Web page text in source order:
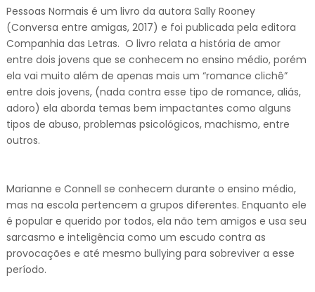
Pessoas Normais é um livro da autora Sally Rooney
(Conversa entre amigas, 2017) e foi publicada pela editora
Companhia das Letras. O livro relata a história de amor
entre dois jovens que se conhecem no ensino médio, porém
ela vai muito além de apenas mais um “romance clichê”
entre dois jovens, (nada contra esse tipo de romance, aliás,
adoro) ela aborda temas bem impactantes como alguns
tipos de abuso, problemas psicológicos, machismo, entre
outros.
Marianne e Connell se conhecem durante o ensino médio,
mas na escola pertencem a grupos diferentes. Enquanto ele
é popular e querido por todos, ela não tem amigos e usa seu
sarcasmo e inteligência como um escudo contra as
provocações e até mesmo bullying para sobreviver a esse
período.